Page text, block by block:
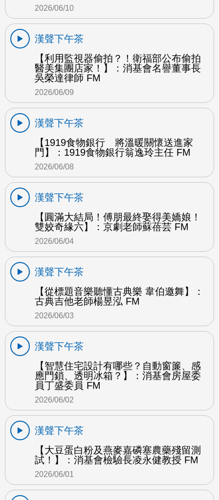
2026/06/10
漢聲下午茶
【利用監視器偷拍？！衛福部公布偷拍
醫美集團店家！】：消基會名譽董事長
吳榮達律師 FM
2026/06/09
漢聲下午茶
【1919食物銀行 將溫暖關懷送進家
門】：1919食物銀行翁逸玲主任 FM
2026/06/08
漢聲下午茶
【圓滿大結局！傅朋最終娶得美嬌娘！
雙姣奇緣六】：京劇老師蘇蓓芸 FM
2026/06/04
漢聲下午茶
【從標題音樂聽懂古典樂 韋伯邀舞】：
古典吉他老師楊昱泓 FM
2026/06/03
漢聲下午茶
【智慧住宅設計有哪些？自動窗簾、感
應門鎖、透明冰箱？】：消基會房屋委
員丁盛委員 FM
2026/06/02
漢聲下午茶
【大豆蛋白粉及燕麥嘉磷塞農藥殘留測
試！】：消基會檢驗長凌永健教授 FM
2026/06/01